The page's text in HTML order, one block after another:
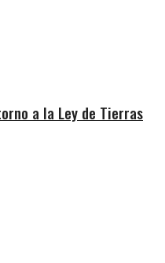
a la Ley de Tierras